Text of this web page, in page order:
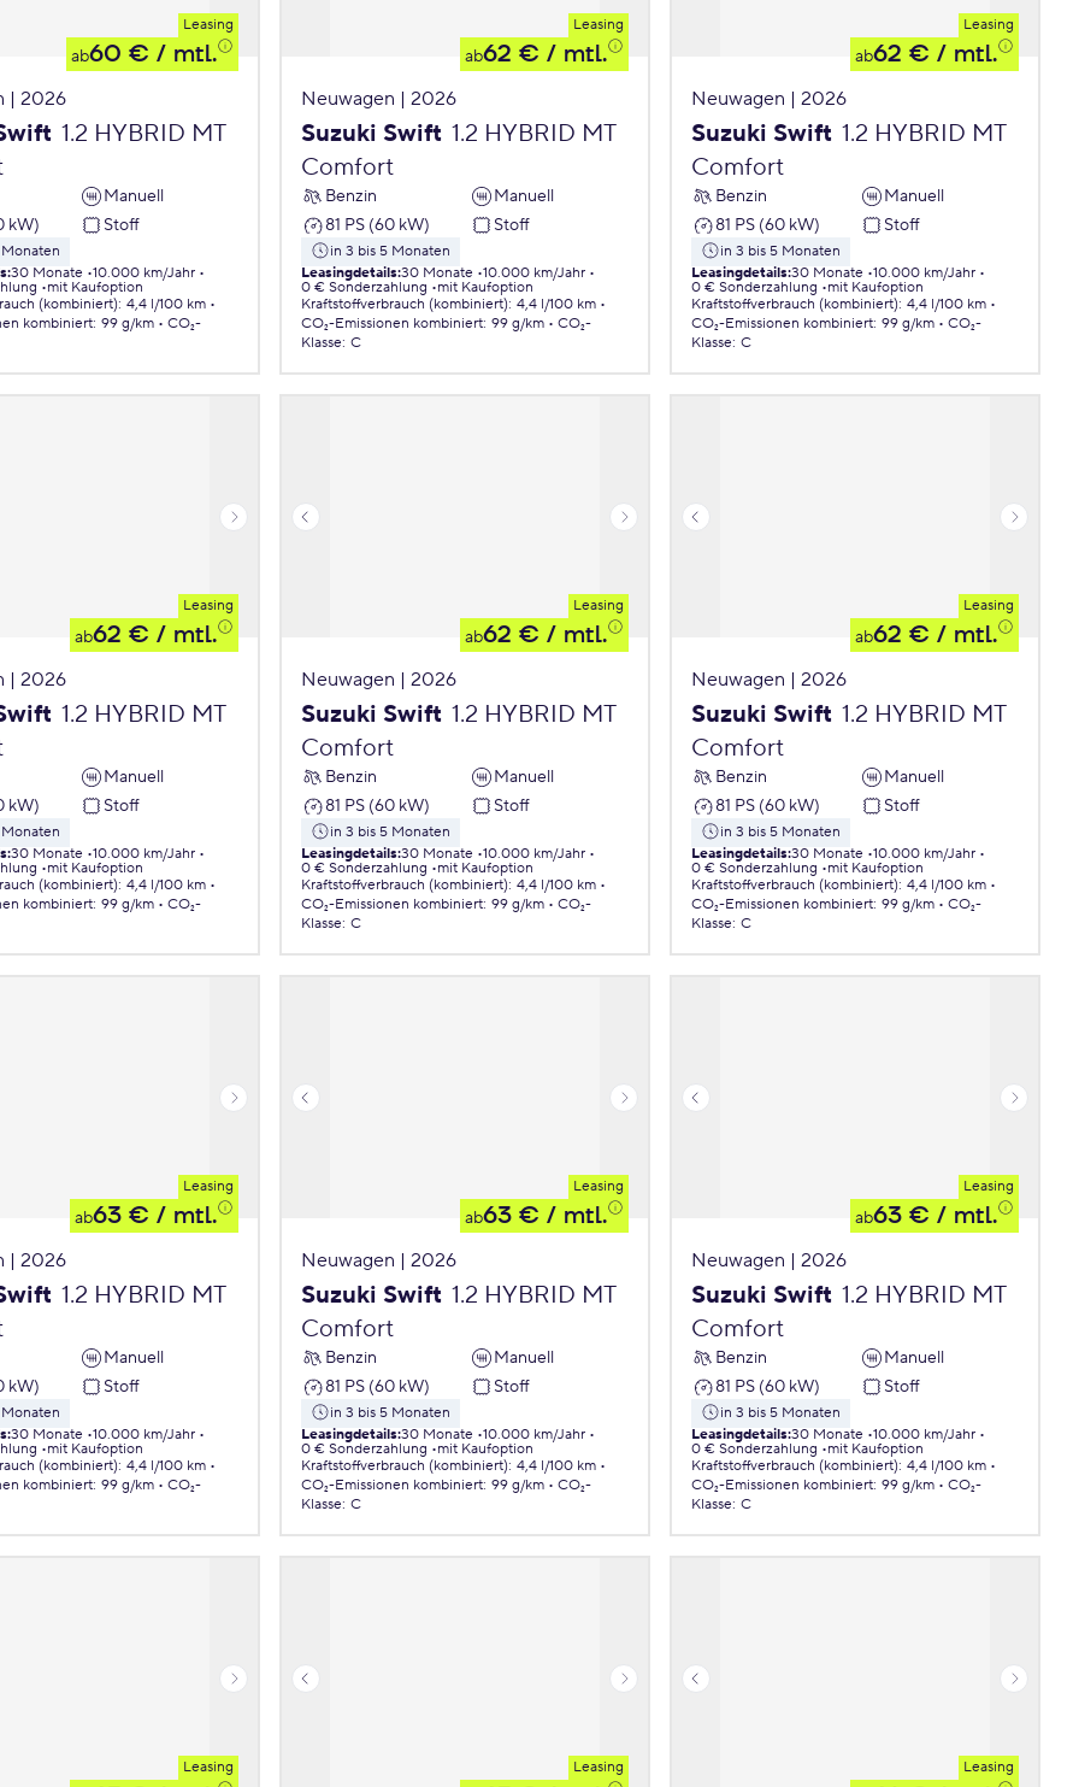
Leasing
ab60 € / mtl.
| 2026
1.2 HYBRID MT
Manuell
kW)
Stoff
:30 Monate 10.000 km/Jahr
mit Kaufoption
(kombiniert): 4,4 l/100 km
kombiniert: 99 g/km
CO₂-
Leasing
ab62 € / mtl.
Neuwagen | 2026
Suzuki Swift 1.2 HYBRID MT
Comfort
Benzin
Manuell
81 PS (60 kW)
Stoff
in 3 bis 5 Monaten
Leasingdetails:30 Monate 10.000 km/Jahr
0 € Sonderzahlung
mit Kaufoption
Kraftstoffverbrauch (kombiniert): 4,4 l/100 km
CO₂-Emissionen kombiniert: 99 g/km
CO₂-
Klasse: C
Leasing
ab62 € / mtl.
Neuwagen | 2026
Suzuki Swift 1.2 HYBRID MT
Comfort
Benzin
Manuell
81 PS (60 kW)
Stoff
in 3 bis 5 Monaten
Leasingdetails:30 Monate 10.000 km/Jahr
0 € Sonderzahlung
mit Kaufoption
Kraftstoffverbrauch (kombiniert): 4,4 l/100 km
CO₂-Emissionen kombiniert: 99 g/km
CO₂-
Klasse: C
Leasing
ab62 € / mtl.
| 2026
1.2 HYBRID MT
Manuell
kW)
Stoff
:30 Monate 10.000 km/Jahr
mit Kaufoption
(kombiniert): 4,4 l/100 km
kombiniert: 99 g/km
CO₂-
Leasing
ab62 € / mtl.
Neuwagen | 2026
Suzuki Swift 1.2 HYBRID MT
Comfort
Benzin
Manuell
81 PS (60 kW)
Stoff
in 3 bis 5 Monaten
Leasingdetails:30 Monate 10.000 km/Jahr
0 € Sonderzahlung
mit Kaufoption
Kraftstoffverbrauch (kombiniert): 4,4 l/100 km
CO₂-Emissionen kombiniert: 99 g/km
CO₂-
Klasse: C
Leasing
ab62 € / mtl.
Neuwagen | 2026
Suzuki Swift 1.2 HYBRID MT
Comfort
Benzin
Manuell
81 PS (60 kW)
Stoff
in 3 bis 5 Monaten
Leasingdetails:30 Monate 10.000 km/Jahr
0 € Sonderzahlung
mit Kaufoption
Kraftstoffverbrauch (kombiniert): 4,4 l/100 km
CO₂-Emissionen kombiniert: 99 g/km
CO₂-
Klasse: C
Leasing
ab63 € / mtl.
| 2026
1.2 HYBRID MT
Manuell
kW)
Stoff
:30 Monate 10.000 km/Jahr
mit Kaufoption
(kombiniert): 4,4 l/100 km
kombiniert: 99 g/km
CO₂-
Leasing
ab63 € / mtl.
Neuwagen | 2026
Suzuki Swift 1.2 HYBRID MT
Comfort
Benzin
Manuell
81 PS (60 kW)
Stoff
in 3 bis 5 Monaten
Leasingdetails:30 Monate 10.000 km/Jahr
0 € Sonderzahlung
mit Kaufoption
Kraftstoffverbrauch (kombiniert): 4,4 l/100 km
CO₂-Emissionen kombiniert: 99 g/km
CO₂-
Klasse: C
Leasing
ab63 € / mtl.
Neuwagen | 2026
Suzuki Swift 1.2 HYBRID MT
Comfort
Benzin
Manuell
81 PS (60 kW)
Stoff
in 3 bis 5 Monaten
Leasingdetails:30 Monate 10.000 km/Jahr
0 € Sonderzahlung
mit Kaufoption
Kraftstoffverbrauch (kombiniert): 4,4 l/100 km
CO₂-Emissionen kombiniert: 99 g/km
CO₂-
Klasse: C
Leasing Leasing Leasing